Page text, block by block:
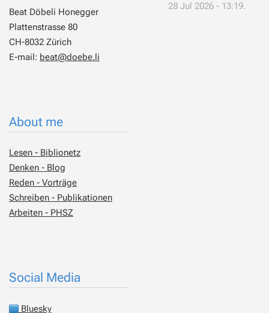
Beat Döbeli Honegger
Plattenstrasse 80
CH-8032 Zürich
E-mail: beat@doebe.li
About me
Lesen - Biblionetz
Denken - Blog
Reden - Vorträge
Schreiben - Publikationen
Arbeiten - PHSZ
Social Media
Bluesky
28 Jul 2026 - 13:19.